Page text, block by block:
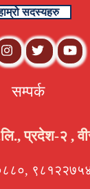
सदस्यहरु
सम्पर्क
प्रदेश-२ ,